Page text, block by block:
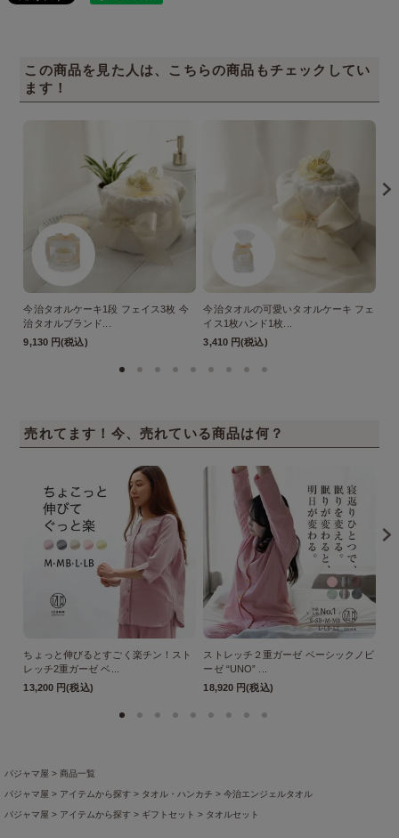
この商品を見た人は、こちらの商品もチェックしてい
ます！
今治タオルケーキ1段 フェイス3枚 今
治タオルブランド...
9,130 円(税込)
今治タオルの可愛いタオルケーキ フェ
イス1枚ハンド1枚...
3,410 円(税込)
売れてます！今、売れている商品は何？
ちょっと伸びるとすごく楽チン！スト
レッチ2重ガーゼ ベ...
13,200 円(税込)
ストレッチ２重ガーゼ ベーシックノビ
ーゼ “UNO” ...
18,920 円(税込)
パジャマ屋 商品一覧
パジャマ屋 アイテムから探す タオル・ハンカチ 今治エンジェルタオル
パジャマ屋 アイテムから探す ギフトセット タオルセット